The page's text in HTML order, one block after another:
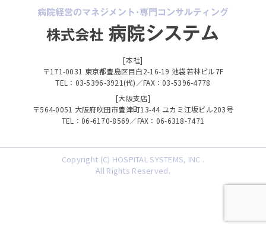
[本社]
〒171-0031 東京都豊島区目白2-16-19 池袋若林ビル7F
TEL：03-5396-3921(代)／FAX：03-5396-4778
[大阪支店]
〒564-0051 大阪府吹田市豊津町13-44 ユカミ江坂ビル203号
TEL：06-6170-8569／FAX：06-6318-7471
Copyright (C) HOSPITAL SYSTEMS, INC .
All Rights Reserved.